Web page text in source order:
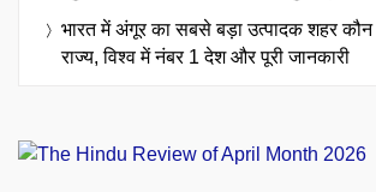
भारत में अंगूर का सबसे बड़ा उत्पादक शहर कौन
राज्य, विश्व में नंबर 1 देश और पूरी जानकारी